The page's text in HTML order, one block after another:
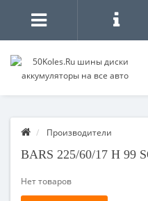
Производители
BARS 225/60/17 H 99
Нет товаров